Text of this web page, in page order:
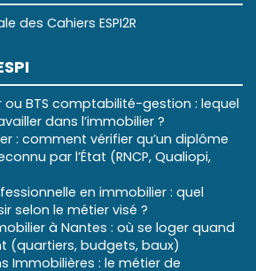
des Cahiers ESPI2R
ou BTS comptabilité-gestion : lequel
dans l’immobilier ?
: comment vérifier qu’un diplôme
par l’État (RNCP, Qualiopi,
en immobilier : quel
selon le métier visé ?
à Nantes : où se loger quand
(quartiers, budgets, baux)
Immobilières : le métier de